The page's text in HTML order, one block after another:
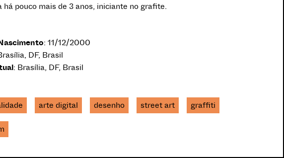
há pouco mais de 3 anos, iniciante no grafite.
: 11/12/2000
DF, Brasil
: Brasília, DF, Brasil
arte digital desenho street art graffiti